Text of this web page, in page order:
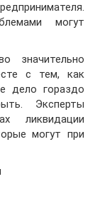
могут
значительно
с тем, как
дело гораздо
Эксперты
ликвидации
могут при